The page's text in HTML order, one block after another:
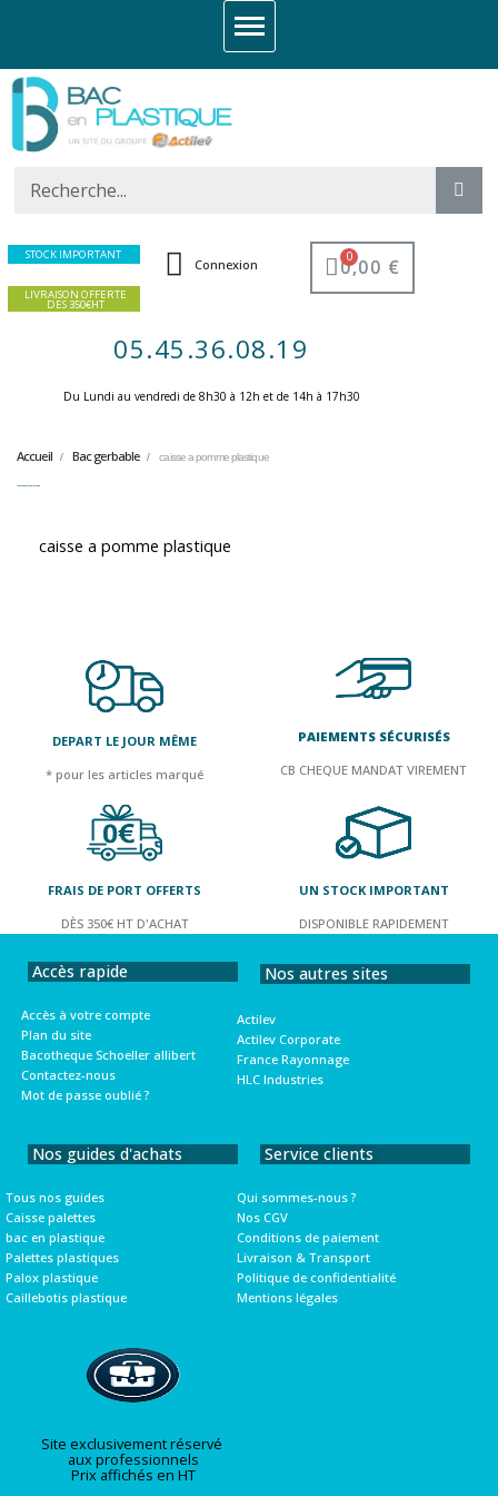
STOCK IMPORTANT
LIVRAISON OFFERTE
DES 350€HT
Connexion 0,00 €
05.45.36.08.19
Du Lundi au vendredi de 8h30 à 12h et de 14h à 17h30 ​
Accueil Bac gerbable caisse a pomme plastique
caisse a pomme plastique
DEPART LE JOUR MÊME
* pour les articles marqué
PAIEMENTS SÉCURISÉS
CB CHEQUE MANDAT VIREMENT
FRAIS DE PORT OFFERTS
DÈS 350€ HT D'ACHAT
UN STOCK IMPORTANT
DISPONIBLE RAPIDEMENT
Accès rapide
Accès à votre compte
Plan du site
Bacotheque Schoeller allibert
Contactez-nous
Mot de passe oublié ?
Nos autres sites
Actilev
Actilev Corporate
France Rayonnage
HLC Industries
Nos guides d'achats
Tous nos guides
Caisse palettes
bac en plastique
Palettes plastiques
Palox plastique
Caillebotis plastique
Service clients
Qui sommes-nous ?
Nos CGV
Conditions de paiement
Livraison & Transport
Politique de confidentialité
Mentions légales
Site exclusivement réservé
aux professionnels
Prix affichés en HT